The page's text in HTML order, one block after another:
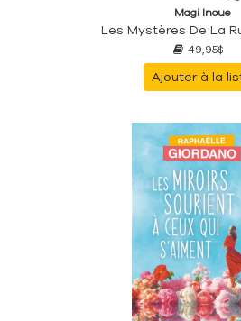
Magi Inoue
Les Mystères De La
49,95$
Ajouter à la